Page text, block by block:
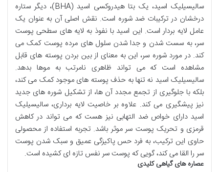
سالیسیلیک اسید، یک بتا هیدروکسی اسید (BHA)، دیگر ستاره
درخشان در ترکیبات ضد شوره است. نقش اصلی آن به عنوان یک
عامل لایه بردار است. این اسید با نفوذ به لایه های سطحی پوست
سر، به سست شدن و جدا شدن سلول های مرده پوست کمک می
کند. در مورد شوره سر، این به معنای از بین بردن پوسته های قابل
مشاهده است که می تواند ظاهری نامرتب به موها بدهد.
سالیسیلیک اسید نه تنها به حذف پوسته های موجود کمک می کند،
بلکه با جلوگیری از تجمع مجدد آن ها، از تشکیل شوره های جدید
نیز پیشگیری می کند. علاوه بر خاصیت لایه برداری، سالیسیلیک
اسید دارای خواص ضد التهابی نیز هست که می تواند در کاهش
قرمزی و تحریک پوست سر موثر باشد. تجربه استفاده از محصولی
حاوی این ترکیب، به فرد حس پاکیزگی عمیق و سبک شدن پوست
سر را القا می کند، گویی که پوست سر نفس تازه ای کشیده است.
عصاره های گیاهی کلیدی